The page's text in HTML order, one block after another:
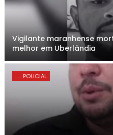
Vigilante maranhense
melhor em Uberlândia
. . . POLICIAL